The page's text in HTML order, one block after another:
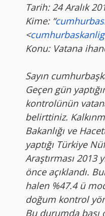
Tarih: 24 Aralık
Kime: “
<
Konu: Vatana
Sayın
Geçen gün
kontrolünün
belirttiniz.
Bakanlığı ve
yaptığı Türkiye
Araştırması 2013
önce açıklandı.
halen %47.4 ü
doğum kontrol
Bu durumda